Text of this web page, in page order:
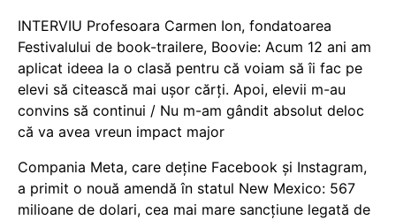
INTERVIU Profesoara Carmen Ion, fondatoarea
Festivalului de book-trailere, Boovie: Acum 12 ani am
aplicat ideea la o clasă pentru că voiam să îi fac pe
elevi să citească mai ușor cărți. Apoi, elevii m-au
convins să continui / Nu m-am gândit absolut deloc
că va avea vreun impact major
Compania Meta, care deține Facebook și Instagram,
a primit o nouă amendă în statul New Mexico: 567
milioane de dolari, cea mai mare sancțiune legată de